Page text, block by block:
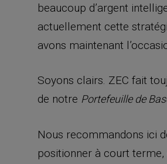
beaucoup d’argent
actuellement cette
avons maintenant
Soyons clairs. ZEC fait
de notre Portefeuille de
Nous recommandons ici
positionner à court terme,